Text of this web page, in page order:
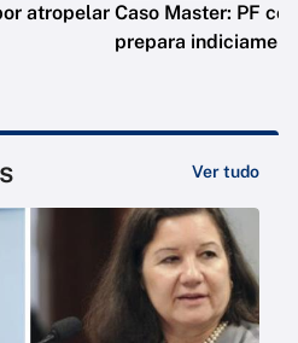
atropelar Caso Master: PF
prepara
Ver tudo